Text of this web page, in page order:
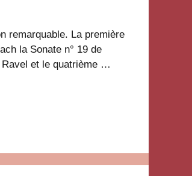
remarquable. La première
la Sonate n° 19 de
Ravel et le quatrième …